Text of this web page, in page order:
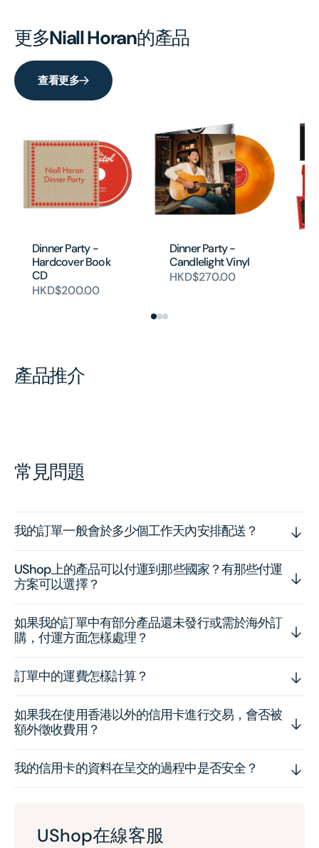
更多Niall Horan的產品
查看更多
Dinner Party -
Hardcover Book
CD
HKD$200.00
Dinner Party -
Candlelight Vinyl
HKD$270.00
產品推介
常見問題
我的訂單一般會於多少個工作天內安排配送？
UShop上的產品可以付運到那些國家？有那些付運
方案可以選擇？
如果我的訂單中有部分產品還未發行或需於海外訂
購，付運方面怎樣處理？
訂單中的運費怎樣計算？
如果我在使用香港以外的信用卡進行交易，會否被
額外徵收費用？
我的信用卡的資料在呈交的過程中是否安全？
UShop在線客服